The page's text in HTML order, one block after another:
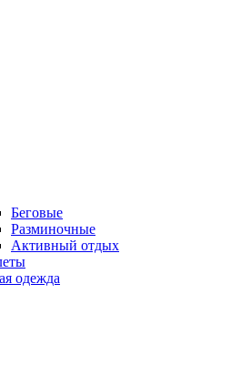
Беговые
Разминочные
Активный отдых
одежда